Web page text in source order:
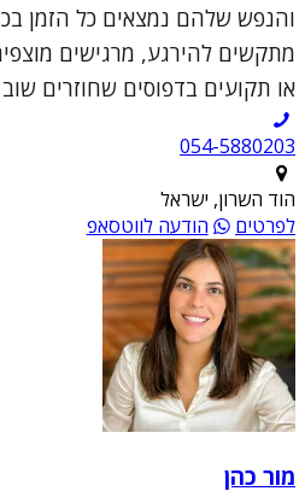
והנפש שלהם נמצאים כל הזמן
מתקשים להירגע, מרגישים
או תקועים בדפוסים שחוזרים שוב
054-5880203
הוד השרון, ישראל
לפרטים
הודעה לווטסאפ
מור כהן